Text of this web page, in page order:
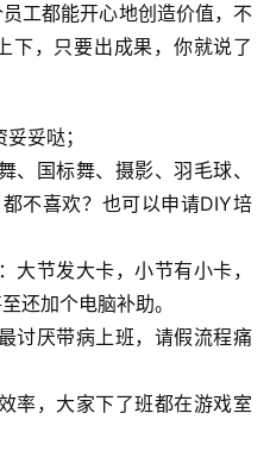
工都能开心地创造价值，不
下，只要出成果，你就说了
妥妥哒；
不喜欢？也可以申请DIY培
还加个电脑补助。